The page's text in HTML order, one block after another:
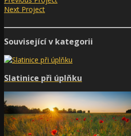
Next Project
Související v kategorii
Slatinice při úplňku